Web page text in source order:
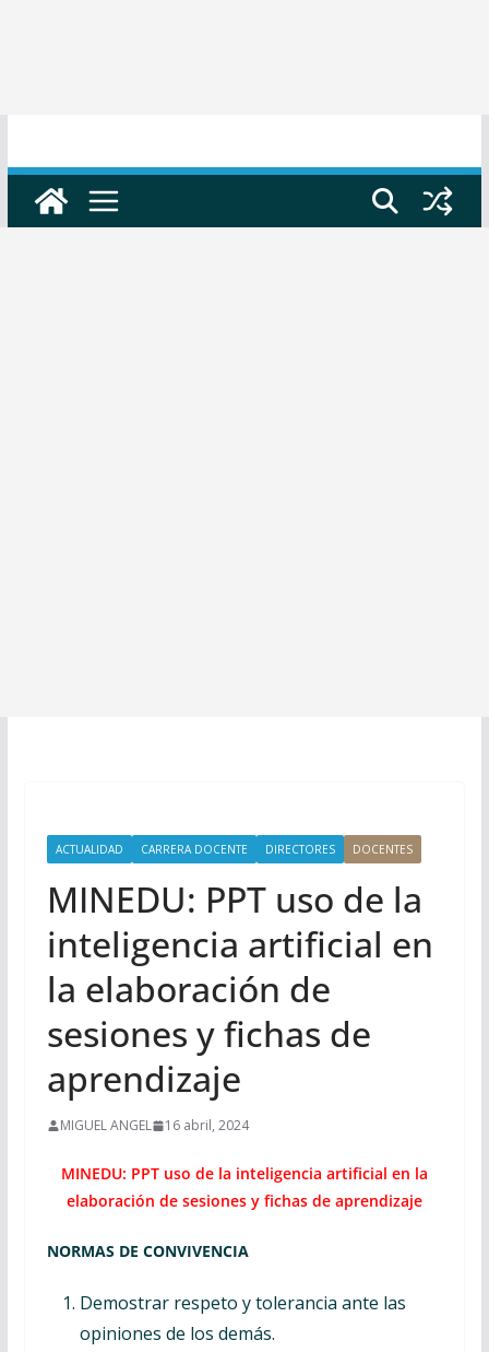
ACTUALIDAD CARRERA DOCENTE DIRECTORES DOCENTES
MINEDU: PPT uso de la
inteligencia artificial en
la elaboración de
sesiones y fichas de
aprendizaje
MIGUEL ANGEL 16 abril, 2024
MINEDU: PPT uso de la inteligencia artificial en la
elaboración de sesiones y fichas de aprendizaje
NORMAS DE CONVIVENCIA
Demostrar respeto y tolerancia ante las
opiniones de los demás.​